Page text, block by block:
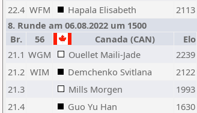
22.4 WFM Hapala Elisabeth 2113
8. Runde am 06.08.2022 um 1500
Br.
56 Canada (CAN) Elo
21.1 WGM Ouellet Maili-Jade 2239
21.2 WIM Demchenko Svitlana 2122
21.3
Mills Morgen 1993
21.4
Guo Yu Han 1630